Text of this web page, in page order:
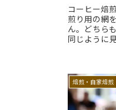
コーヒー焙
煎り用の網
ん。どちら
同じように
焙煎・自家焙煎